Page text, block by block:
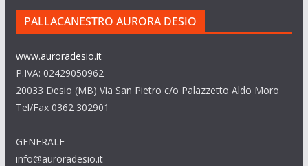
PALLACANESTRO AURORA DESIO
www.auroradesio.it
P.IVA: 02429050962
20033 Desio (MB) Via San Pietro c/o Palazzetto Aldo Moro
Tel/Fax 0362 302901
GENERALE
info@auroradesio.it